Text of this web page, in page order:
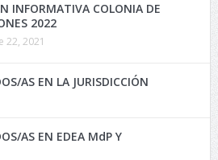
INFORMATIVA COLONIA DE
2022
22, 2021
AS EN LA JURISDICCIÓN
AS EN EDEA MdP Y